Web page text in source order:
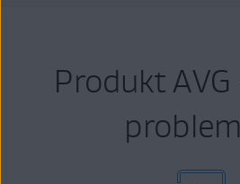
Produkt